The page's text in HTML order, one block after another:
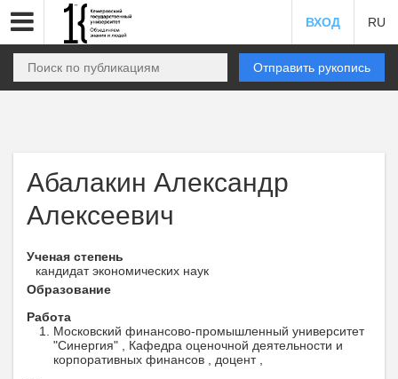
ВХОД RU
Отправить рукопись
Абалакин Александр
Алексеевич
Ученая степень
кандидат экономических наук
Образование
Работа
Московский финансово-промышленный университет
"Синергия" , Кафедра оценочной деятельности и
корпоративных финансов , доцент ,